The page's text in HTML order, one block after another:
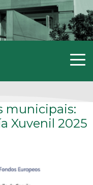
municipais:
Xuvenil 2025